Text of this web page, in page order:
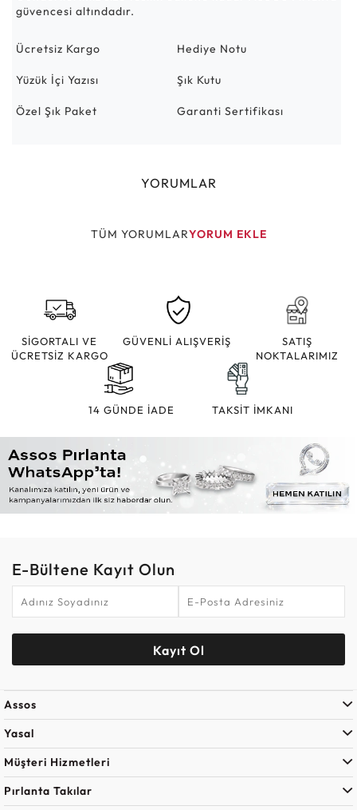
güvencesi altındadır.
Ücretsiz Kargo Hediye Notu
Yüzük İçi Yazısı Şık Kutu
Özel Şık Paket Garanti Sertifikası
YORUMLAR
TÜM YORUMLARYORUM EKLE
SİGORTALI VE
ÜCRETSİZ KARGO
GÜVENLİ ALIŞVERİŞ
SATIŞ
NOKTALARIMIZ
14 GÜNDE İADE TAKSİT İMKANI
E-Bültene Kayıt Olun
Kayıt Ol
Assos
Yasal
Müşteri Hizmetleri
Pırlanta Takılar